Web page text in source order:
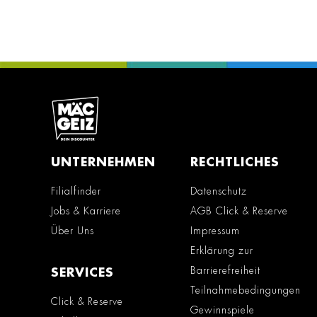
UNTERNEHMEN
Filialfinder
Jobs & Karriere
Über Uns
SERVICES
Click & Reserve
RECHTLICHES
Datenschutz
AGB Click & Reserve
Impressum
Erklärung zur
Barrierefreiheit
Teilnahmebedingungen
Gewinnspiele